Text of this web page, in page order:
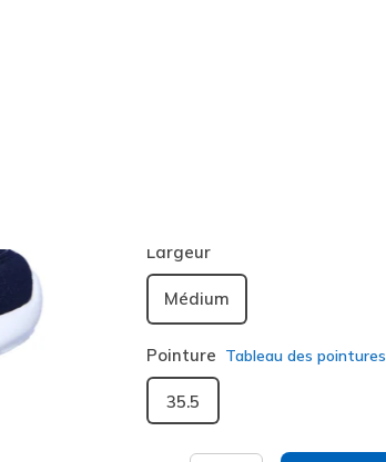
Largeur
Médium
Pointure Tableau des pointures
35.5